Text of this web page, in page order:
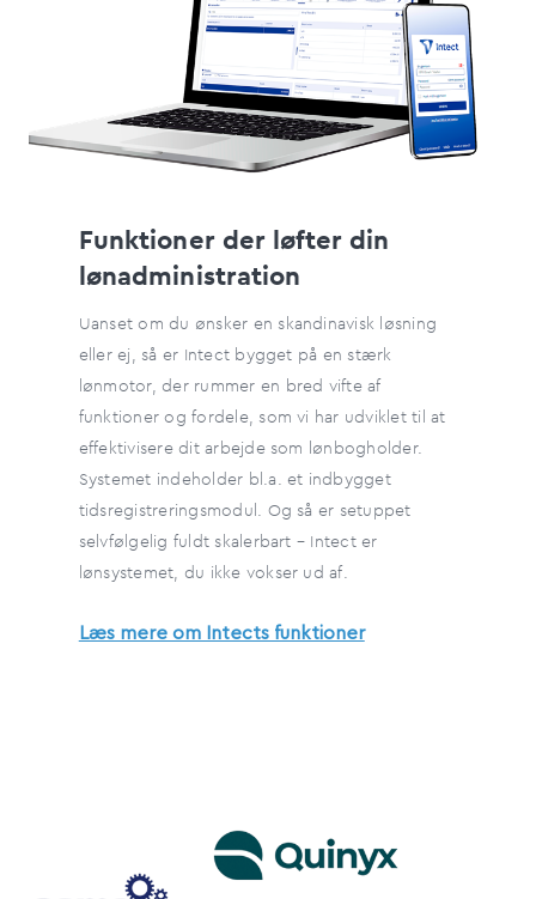
Funktioner der løfter din
lønadministration
Uanset om du ønsker en skandinavisk løsning
eller ej, så er Intect bygget på en stærk
lønmotor, der rummer en bred vifte af
funktioner og fordele, som vi har udviklet til at
effektivisere dit arbejde som lønbogholder.
Systemet indeholder bl.a. et indbygget
tidsregistreringsmodul. Og så er setuppet
selvfølgelig fuldt skalerbart – Intect er
lønsystemet, du ikke vokser ud af.
Læs mere om Intects funktioner